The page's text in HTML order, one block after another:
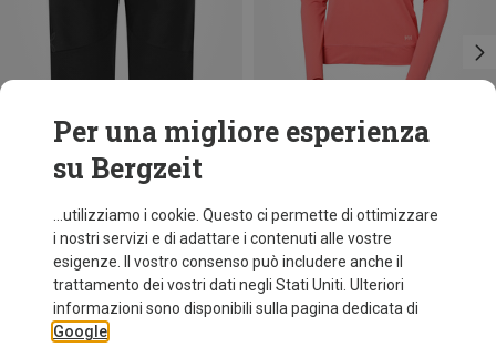
Risparmi 36%
Per una migliore esperienza
su Bergzeit
...utilizziamo i cookie. Questo ci permette di ottimizzare
i nostri servizi e di adattare i contenuti alle vostre
esigenze. Il vostro consenso può includere anche il
trattamento dei vostri dati negli Stati Uniti. Ulteriori
informazioni sono disponibili sulla pagina dedicata di
Google